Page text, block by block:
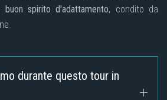
buon spirito d'adattamento, condito da
durante questo tour in